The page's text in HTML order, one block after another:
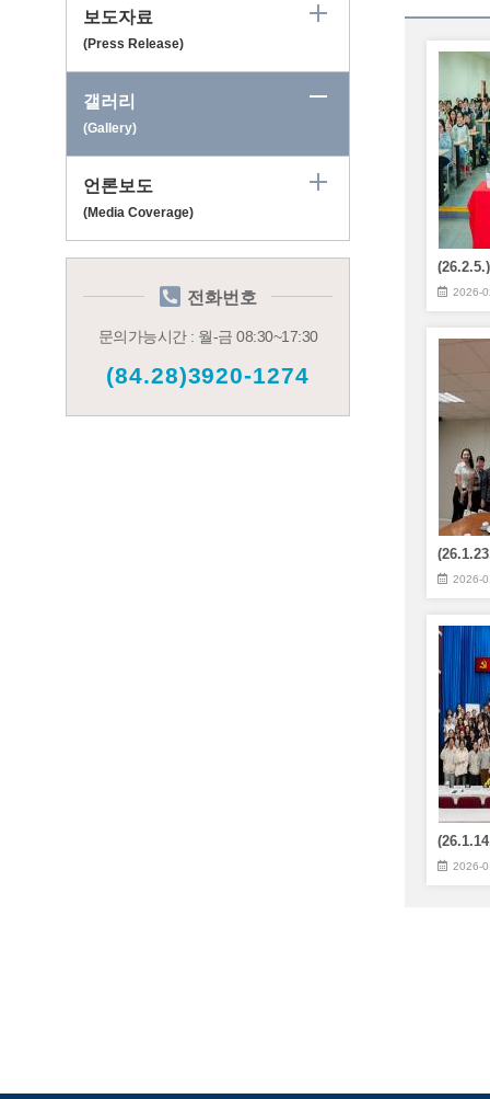
보도자료
(Press Release)
갤러리
(Gallery)
언론보도
(Media Coverage)
전화번호
문의가능시간 : 월-금 08:30~17:30
(84.28)3920-1274
2026-
2026-
2026-